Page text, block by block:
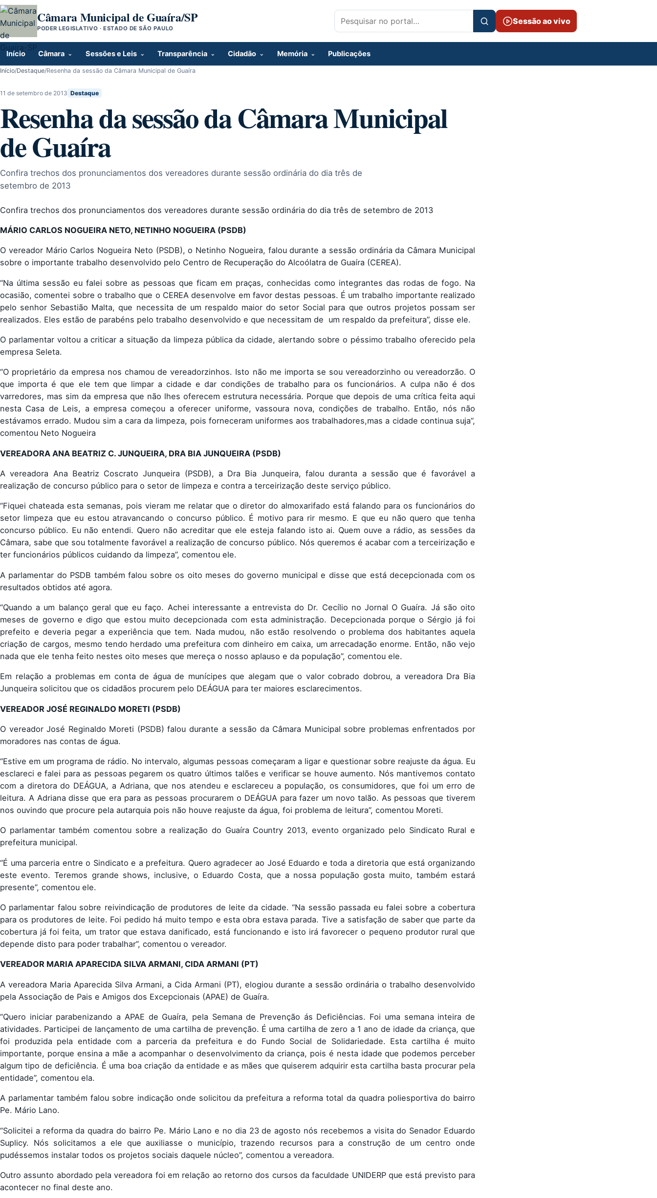
Pular para o conteúdo
Câmara Municipal de Guaíra/SP
PODER LEGISLATIVO · ESTADO DE SÃO PAULO
Pesquisar por:
Sessão ao vivo
Início Câmara Sessões e Leis Transparência Cidadão Memória Publicações
Início/Destaque/Resenha da sessão da Câmara Municipal de Guaíra
11 de setembro de 2013 Destaque
Resenha da sessão da Câmara Municipal
de Guaíra
Confira trechos dos pronunciamentos dos vereadores durante sessão ordinária do dia três de
setembro de 2013
Confira trechos dos pronunciamentos dos vereadores durante sessão ordinária do dia três de setembro de 2013
MÁRIO CARLOS NOGUEIRA NETO, NETINHO NOGUEIRA (PSDB)
O vereador Mário Carlos Nogueira Neto (PSDB), o Netinho Nogueira, falou durante a sessão ordinária da Câmara Municipal
sobre o importante trabalho desenvolvido pelo Centro de Recuperação do Alcoólatra de Guaíra (CEREA).
“Na última sessão eu falei sobre as pessoas que ficam em praças, conhecidas como integrantes das rodas de fogo. Na
ocasião, comentei sobre o trabalho que o CEREA desenvolve em favor destas pessoas. É um trabalho importante realizado
pelo senhor Sebastião Malta, que necessita de um respaldo maior do setor Social para que outros projetos possam ser
realizados. Eles estão de parabéns pelo trabalho desenvolvido e que necessitam de um respaldo da prefeitura”, disse ele.
O parlamentar voltou a criticar a situação da limpeza pública da cidade, alertando sobre o péssimo trabalho oferecido pela
empresa Seleta.
“O proprietário da empresa nos chamou de vereadorzinhos. Isto não me importa se sou vereadorzinho ou vereadorzão. O
que importa é que ele tem que limpar a cidade e dar condições de trabalho para os funcionários. A culpa não é dos
varredores, mas sim da empresa que não lhes oferecem estrutura necessária. Porque que depois de uma crítica feita aqui
nesta Casa de Leis, a empresa começou a oferecer uniforme, vassoura nova, condições de trabalho. Então, nós não
estávamos errado. Mudou sim a cara da limpeza, pois forneceram uniformes aos trabalhadores,mas a cidade continua suja”,
comentou Neto Nogueira
VEREADORA ANA BEATRIZ C. JUNQUEIRA, DRA BIA JUNQUEIRA (PSDB)
A vereadora Ana Beatriz Coscrato Junqueira (PSDB), a Dra Bia Junqueira, falou duranta a sessão que é favorável a
realização de concurso público para o setor de limpeza e contra a terceirização deste serviço público.
“Fiquei chateada esta semanas, pois vieram me relatar que o diretor do almoxarifado está falando para os funcionários do
setor limpeza que eu estou atravancando o concurso público. É motivo para rir mesmo. E que eu não quero que tenha
concurso público. Eu não entendi. Quero não acreditar que ele esteja falando isto ai. Quem ouve a rádio, as sessões da
Câmara, sabe que sou totalmente favorável a realização de concurso público. Nós queremos é acabar com a terceirização e
ter funcionários públicos cuidando da limpeza”, comentou ele.
A parlamentar do PSDB também falou sobre os oito meses do governo municipal e disse que está decepcionada com os
resultados obtidos até agora.
“Quando a um balanço geral que eu faço. Achei interessante a entrevista do Dr. Cecílio no Jornal O Guaíra. Já são oito
meses de governo e digo que estou muito decepcionada com esta administração. Decepcionada porque o Sérgio já foi
prefeito e deveria pegar a experiência que tem. Nada mudou, não estão resolvendo o problema dos habitantes aquela
criação de cargos, mesmo tendo herdado uma prefeitura com dinheiro em caixa, um arrecadação enorme. Então, não vejo
nada que ele tenha feito nestes oito meses que mereça o nosso aplauso e da população”, comentou ele.
Em relação a problemas em conta de água de munícipes que alegam que o valor cobrado dobrou, a vereadora Dra Bia
Junqueira solicitou que os cidadãos procurem pelo DEÁGUA para ter maiores esclarecimentos.
VEREADOR JOSÉ REGINALDO MORETI (PSDB)
O vereador José Reginaldo Moreti (PSDB) falou durante a sessão da Câmara Municipal sobre problemas enfrentados por
moradores nas contas de água.
“Estive em um programa de rádio. No intervalo, algumas pessoas começaram a ligar e questionar sobre reajuste da água. Eu
esclareci e falei para as pessoas pegarem os quatro últimos talões e verificar se houve aumento. Nós mantivemos contato
com a diretora do DEÁGUA, a Adriana, que nos atendeu e esclareceu a população, os consumidores, que foi um erro de
leitura. A Adriana disse que era para as pessoas procurarem o DEÁGUA para fazer um novo talão. As pessoas que tiverem
nos ouvindo que procure pela autarquia pois não houve reajuste da água, foi problema de leitura”, comentou Moreti.
O parlamentar também comentou sobre a realização do Guaíra Country 2013, evento organizado pelo Sindicato Rural e
prefeitura municipal.
“É uma parceria entre o Sindicato e a prefeitura. Quero agradecer ao José Eduardo e toda a diretoria que está organizando
este evento. Teremos grande shows, inclusive, o Eduardo Costa, que a nossa população gosta muito, também estará
presente”, comentou ele.
O parlamentar falou sobre reivindicação de produtores de leite da cidade. “Na sessão passada eu falei sobre a cobertura
para os produtores de leite. Foi pedido há muito tempo e esta obra estava parada. Tive a satisfação de saber que parte da
cobertura já foi feita, um trator que estava danificado, está funcionando e isto irá favorecer o pequeno produtor rural que
depende disto para poder trabalhar”, comentou o vereador.
VEREADOR MARIA APARECIDA SILVA ARMANI, CIDA ARMANI (PT)
A vereadora Maria Aparecida Silva Armani, a Cida Armani (PT), elogiou durante a sessão ordinária o trabalho desenvolvido
pela Associação de Pais e Amigos dos Excepcionais (APAE) de Guaíra.
“Quero iniciar parabenizando a APAE de Guaíra, pela Semana de Prevenção ás Deficiências. Foi uma semana inteira de
atividades. Participei de lançamento de uma cartilha de prevenção. É uma cartilha de zero a 1 ano de idade da criança, que
foi produzida pela entidade com a parceria da prefeitura e do Fundo Social de Solidariedade. Esta cartilha é muito
importante, porque ensina a mãe a acompanhar o desenvolvimento da criança, pois é nesta idade que podemos perceber
algum tipo de deficiência. É uma boa criação da entidade e as mães que quiserem adquirir esta cartilha basta procurar pela
entidade”, comentou ela.
A parlamentar também falou sobre indicação onde solicitou da prefeitura a reforma total da quadra poliesportiva do bairro
Pe. Mário Lano.
“Solicitei a reforma da quadra do bairro Pe. Mário Lano e no dia 23 de agosto nós recebemos a visita do Senador Eduardo
Suplicy. Nós solicitamos a ele que auxiliasse o município, trazendo recursos para a construção de um centro onde
pudéssemos instalar todos os projetos sociais daquele núcleo”, comentou a vereadora.
Outro assunto abordado pela vereadora foi em relação ao retorno dos cursos da faculdade UNIDERP que está previsto para
acontecer no final deste ano.